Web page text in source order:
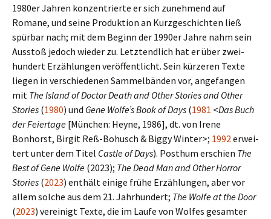
1980er Jahren kon­zen­trierte er sich zuneh­mend auf
Romane, und seine Produktion an Kurzgeschichten ließ
spür­bar nach; mit dem Beginn der 1990er Jahre nahm sein
Ausstoß jedoch wieder zu. Letztendlich hat er über zwei­
hun­dert Erzählungen ver­öf­fent­licht. Sein kür­ze­ren Texte
liegen in ver­schie­de­nen Sammelbänden vor, ange­fan­gen
mit The Island of Doctor Death and Other Stories and Other
Stories (1980) und Gene Wolfe’s Book of Days (1981 <Das Buch
der Feiertage [München: Heyne, 1986], dt. von Irene
Bonhorst, Birgit Reß-Bohusch & Biggy Winter>; 1992erwei­
tert unter dem Titel Castle of Days). Posthum erschien The
Best of Gene Wolfe (2023); The Dead Man and Other Horror
Stories (2023) ent­hält einige frühe Erzählungen, aber vor
allem solche aus dem 21. Jahrhundert; The Wolfe at the Door
(2023) ver­ei­nigt Texte, die im Laufe von Wolfes gesam­ter